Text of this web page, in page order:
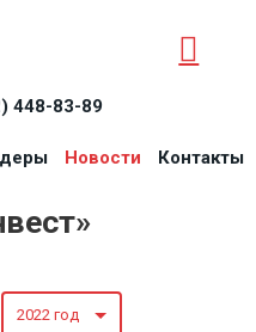
448-83-89
Новости Контакты
2022 год